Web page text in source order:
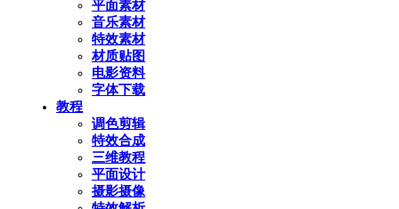
平面素材
音乐素材
特效素材
材质贴图
电影资料
字体下载
教程
调色剪辑
特效合成
三维教程
平面设计
摄影摄像